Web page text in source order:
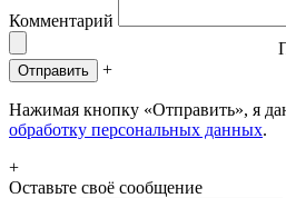
Комментарий
Отправить +
Нажимая кнопку «Отправить», я
обработку персональных данных.
+
Оставьте своё сообщение